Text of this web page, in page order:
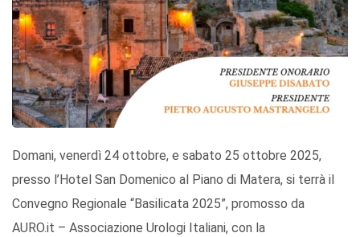
Domani, venerdì 24 ottobre, e sabato 25 ottobre 2025,
presso l’Hotel San Domenico al Piano di Matera, si terrà il
Convegno Regionale “Basilicata 2025”, promosso da
AURO.it – Associazione Urologi Italiani, con la